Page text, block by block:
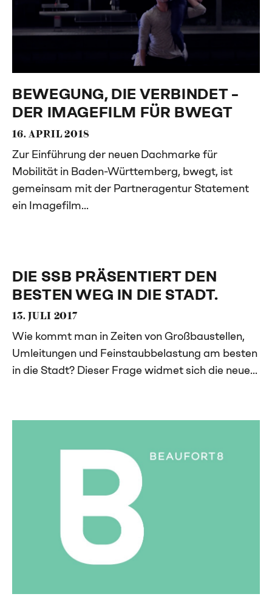
BEWEGUNG, DIE VERBINDET –
DER IMAGEFILM FÜR BWEGT
16. APRIL 2018
Zur Einführung der neuen Dachmarke für
Mobilität in Baden-Württemberg, bwegt, ist
gemeinsam mit der Partneragentur Statement
ein Imagefilm...
DIE SSB PRÄSENTIERT DEN
BESTEN WEG IN DIE STADT.
13. JULI 2017
Wie kommt man in Zeiten von Großbaustellen,
Umleitungen und Feinstaubbelastung am besten
in die Stadt? Dieser Frage widmet sich die neue...